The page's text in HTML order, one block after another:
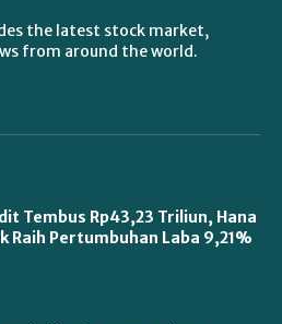
the latest stock market,
from around the world.
Tembus Rp43,23 Triliun, Hana
Raih Pertumbuhan Laba 9,21%